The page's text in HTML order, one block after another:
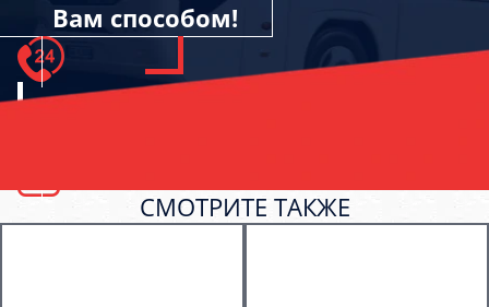
Вам способом!
СМОТРИТЕ ТАКЖЕ